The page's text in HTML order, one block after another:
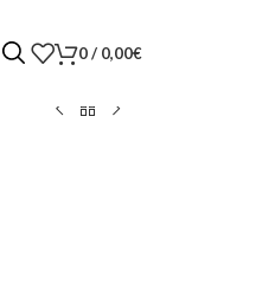
0/ 0,00€